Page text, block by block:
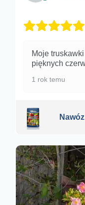
Moje
pięknych
1 rok temu